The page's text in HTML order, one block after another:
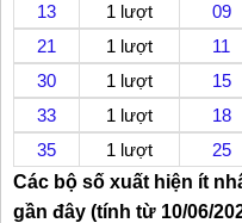
13
1 lượt 09
21
1 lượt 11
30
1 lượt 15
33
1 lượt 18
35
1 lượt 25
Các bộ số xuất hiện ít
gần đây (tính từ 10/06/